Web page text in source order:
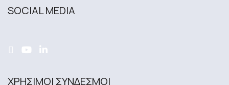
SOCIAL MEDIA
ΧΡΗΣΙΜΟΙ ΣΥΝΔΕΣΜΟΙ